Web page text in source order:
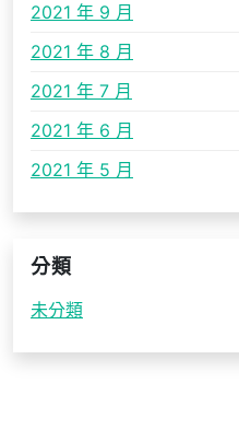
2021 年 9 月
2021 年 8 月
2021 年 7 月
2021 年 6 月
2021 年 5 月
分類
未分類